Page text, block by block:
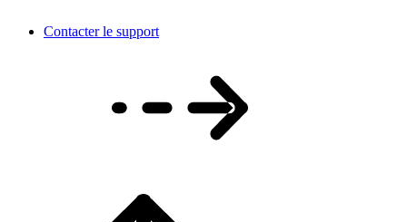
Contacter le support